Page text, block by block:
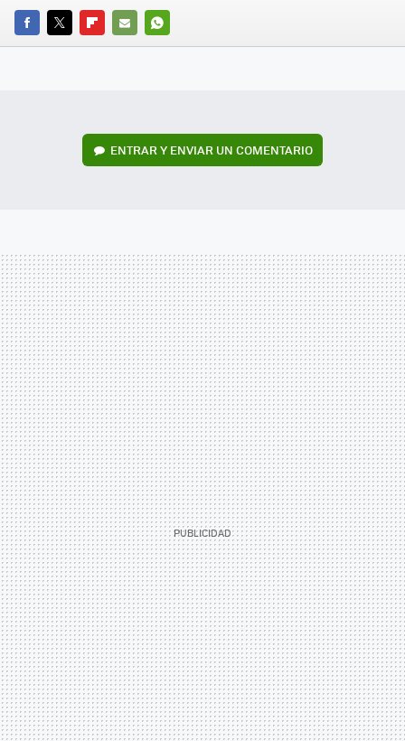
FACEBOOK
TWITTERFLIPBOARD
E-
WHATSAPP
ENTRAR Y ENVIAR UN COMENTARIO